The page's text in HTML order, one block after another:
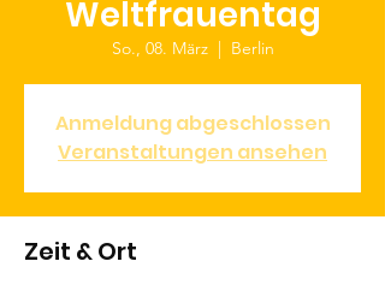
Weltfrauentag
So., 08. März
  |
Berlin
Anmeldung abgeschlossen
Veranstaltungen ansehen
Zeit & Ort